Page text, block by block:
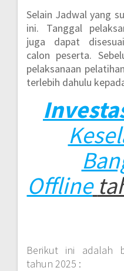
Selain Jadwal yang
ini. Tanggal
juga dapat
calon peserta.
pelaksanaan
terlebih dahulu
Offline
Berikut ini adalah
tahun 2025 :